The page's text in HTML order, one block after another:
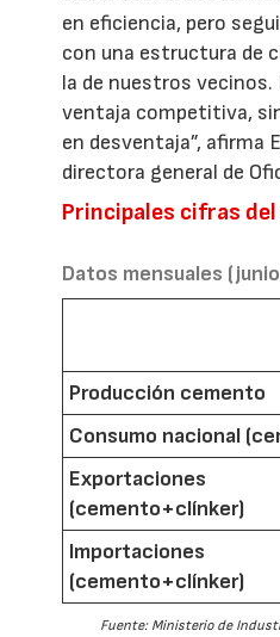
en eficiencia, pero
con una estructura de
la de nuestros vecinos.
ventaja competitiva,
en desventaja”, afirma
directora general de
Principales cifras
Datos mensuales
Producción cemento
Consumo nacional
Exportaciones
(cemento+clínker)
Importaciones
(cemento+clínker)
Fuente: Ministerio de